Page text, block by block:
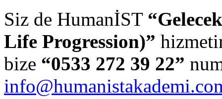
Siz de HumanİST
Life Progression)”
bize “0533 272 39 22”